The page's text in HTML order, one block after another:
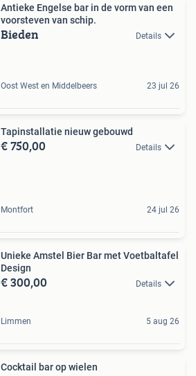
Antieke Engelse bar in de vorm van een
voorsteven van schip.
Bieden Details
Oost West en Middelbeers 23 jul 26
Tapinstallatie nieuw gebouwd
€ 750,00 Details
Montfort 24 jul 26
Unieke Amstel Bier Bar met Voetbaltafel
Design
€ 300,00 Details
Limmen 5 aug 26
Cocktail bar op wielen